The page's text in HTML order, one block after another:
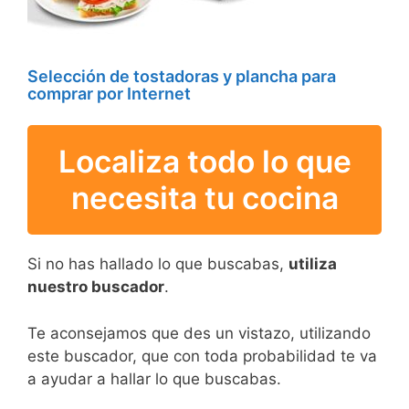
Selección de tostadoras y plancha para
comprar por Internet
Localiza todo lo que
necesita tu cocina
Si no has hallado lo que buscabas, utiliza
nuestro buscador.
Te aconsejamos que des un vistazo, utilizando
este buscador, que con toda probabilidad te va
a ayudar a hallar lo que buscabas.